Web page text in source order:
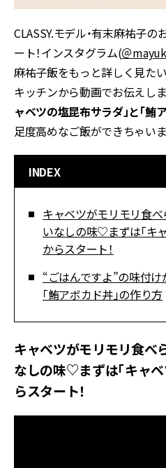
CLASSY.モデル・有末麻祐子
ート！インスタグラム(＠
麻祐子飯をもっと詳しく見た
キッチンから動画でお伝えしま
ャベツの塩昆布サラダ」と「鮪ア
足度高めなご飯ができちゃいま
INDEX
キャベツがモリモリ食べ
いなしの味♡まずは「キ
からスタート！
“ごはんですよ”の味付け
「鮪アボカド丼」の作り方
キャベツがモリモリ食べ
なしの味♡まずは「キャ
らスタート！